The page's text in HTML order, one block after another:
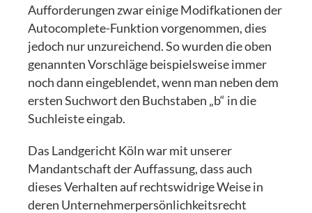
Aufforderungen zwar einige Modifkationen der
Autocomplete-Funktion vorgenommen, dies
jedoch nur unzureichend. So wurden die oben
genannten Vorschläge beispielsweise immer
noch dann eingeblendet, wenn man neben dem
ersten Suchwort den Buchstaben „b“ in die
Suchleiste eingab.
Das Landgericht Köln war mit unserer
Mandantschaft der Auffassung, dass auch
dieses Verhalten auf rechtswidrige Weise in
deren Unternehmerpersönlichkeitsrecht